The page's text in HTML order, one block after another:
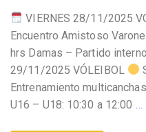
VIERNES 28/11/2025
Encuentro Amistoso
hrs Damas – Partido
29/11/2025 VÓLEIBOL
Entrenamiento
U16 – U18: 10:30 a 12:00 …